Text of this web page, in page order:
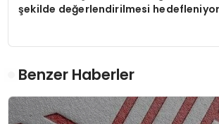
şekilde değerlendirilmesi
Benzer Haberler